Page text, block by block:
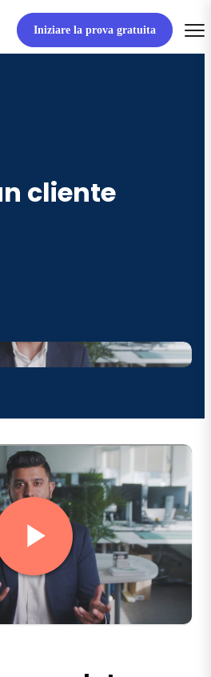
Iniziare la prova gratuita
cliente